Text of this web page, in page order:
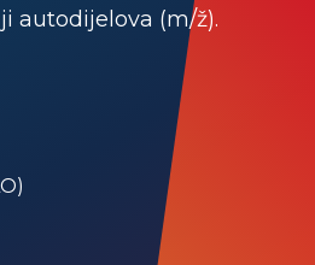
autodijelova (m/ž).